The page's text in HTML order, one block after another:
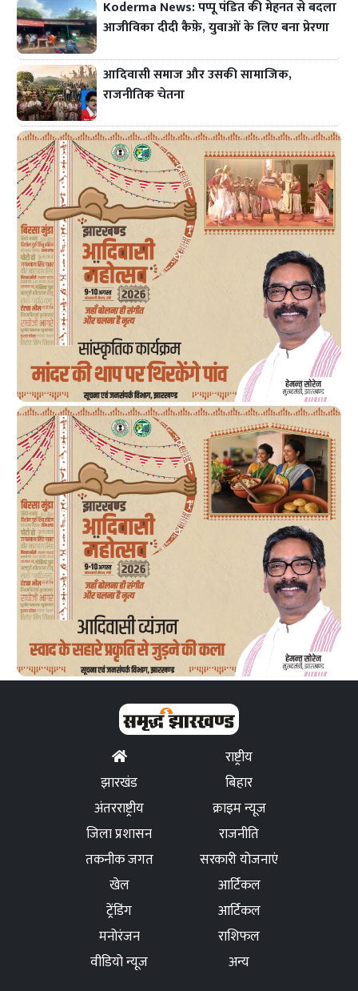
Koderma News: पप्पू पंडित की मेहनत से बदला
आजीविका दीदी कैफ़े, युवाओं के लिए बना प्रेरणा
आदिवासी समाज और उसकी सामाजिक,
राजनीतिक चेतना
राष्ट्रीय
झारखंड
बिहार
अंतरराष्ट्रीय
क्राइम न्यूज
जिला प्रशासन
राजनीति
तकनीक जगत
सरकारी योजनाएं
खेल
आर्टिकल
ट्रेंडिंग
आर्टिकल
मनोरंजन
राशिफल
वीडियो न्यूज
अन्य